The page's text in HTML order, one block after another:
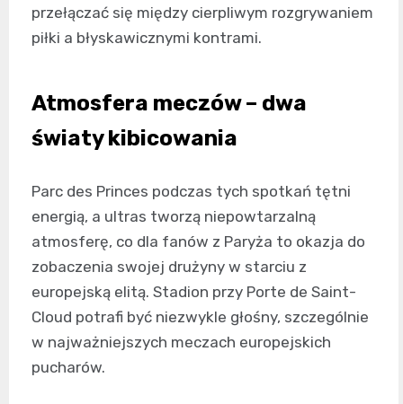
przełączać się między cierpliwym rozgrywaniem
piłki a błyskawicznymi kontrami.
Atmosfera meczów – dwa
światy kibicowania
Parc des Princes podczas tych spotkań tętni
energią, a ultras tworzą niepowtarzalną
atmosferę, co dla fanów z Paryża to okazja do
zobaczenia swojej drużyny w starciu z
europejską elitą. Stadion przy Porte de Saint-
Cloud potrafi być niezwykle głośny, szczególnie
w najważniejszych meczach europejskich
pucharów.